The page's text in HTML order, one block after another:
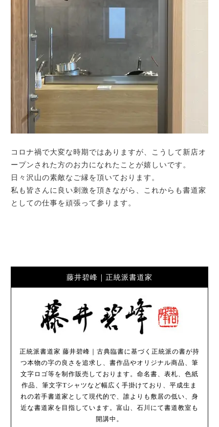
コロナ禍で大変な時期ではありますが、こうして新店オ
ープンされた方のお力になれたことが嬉しいです。
日々沢山の素敵なご縁を頂いております。
私も皆さんに良い刺激を頂きながら、これからも書道家
としての仕事を頑張って参ります。
藤井碧峰｜正統派書道家
正統派書道家 藤井碧峰｜古典臨書に基づく正統派の書が持
つ本物の字の良さを追求し、書作品やオリジナル商品、筆
文字ロゴ等を制作販売しております。命名書、表札、色紙
作品、筆文字Tシャツなど幅広く手掛けており、平成生ま
れの若手書道家として現代的で、誰よりも敷居の低い、身
近な書道家を目指しています。富山、石川にて書道教室も
開講中。